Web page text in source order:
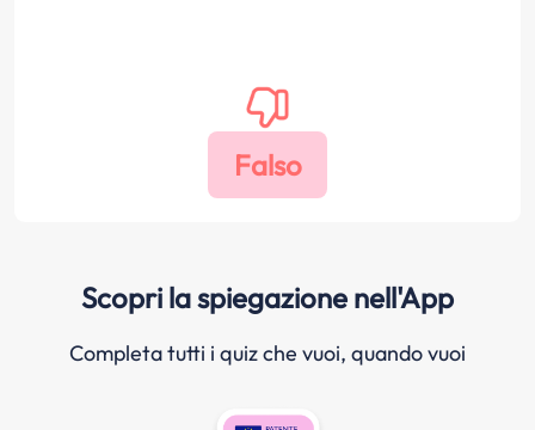
Scopri la spiegazione nell'App
Completa tutti i quiz che vuoi, quando vuoi